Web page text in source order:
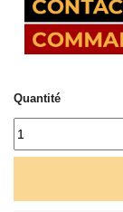
Quantité